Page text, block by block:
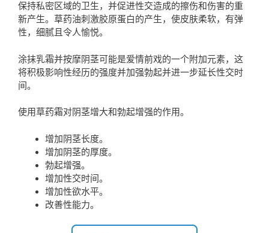
保持私密区域的卫生，并促进性交造成的擦伤和伤害的重
新产生。草药油刺激胶原蛋白的产生，使皮肤柔软，有弹
性，细腻且令人愉悦。
涂抹乳霜并按摩阴茎可能是爱情前戏的一个附加元素，这
将积极影响性经历的强度并加强勃起并进一步延长性交时
间。
使用草药霜对阴茎增大和勃起增强的作用。
增加阴茎长度。
增加阴茎的厚度。
勃起增强。
增加性交时间。
增加性欲水平。
改善性能力。